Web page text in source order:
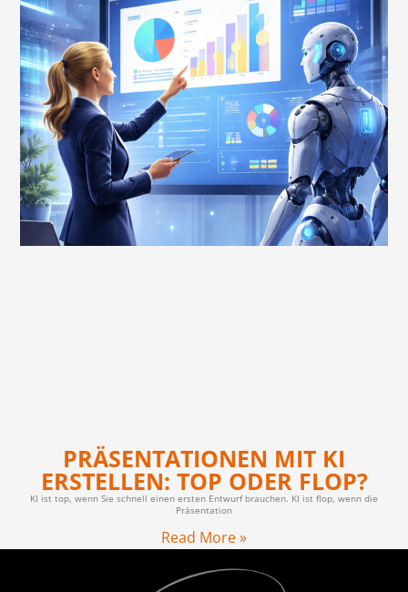
PRÄSENTATIONEN MIT KI
ERSTELLEN: TOP ODER FLOP?
KI ist top, wenn Sie schnell einen ersten Entwurf brauchen. KI ist flop, wenn die
Präsentation
Read More »